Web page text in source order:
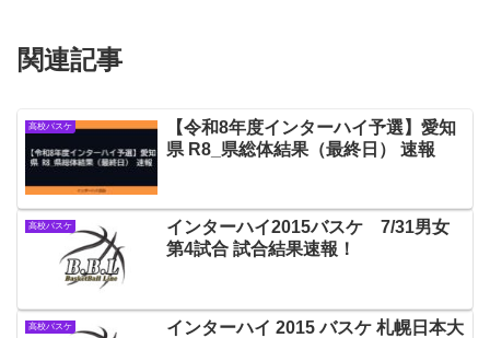
関連記事
高校バスケ
【令和8年度インターハイ予選】愛知
県 R8_県総体結果（最終日） 速報
高校バスケ
インターハイ2015バスケ 7/31男女
第4試合 試合結果速報！
高校バスケ
インターハイ 2015 バスケ 札幌日本大